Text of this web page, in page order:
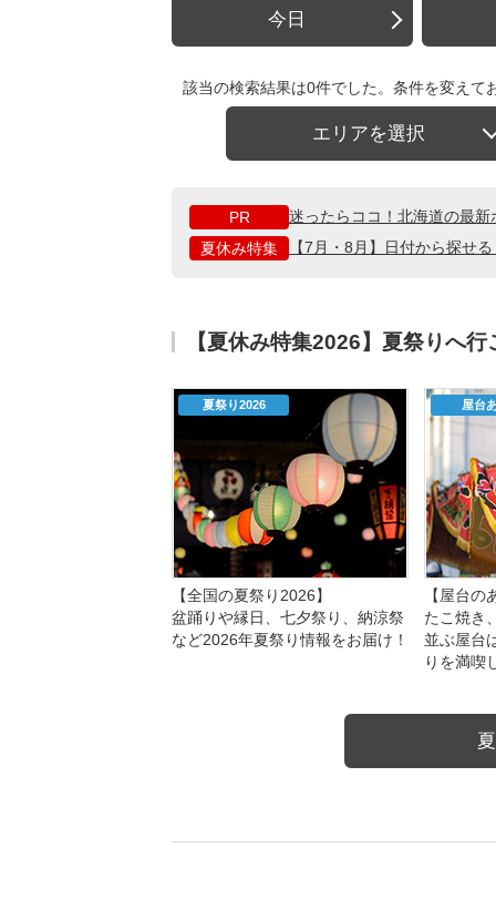
今日
該当の検索結果は0件でした。条件を変えて
エリアを選択
PR
迷ったらココ！北海道の最
夏休み特集
【7月・8月】日付から探せ
【夏休み特集2026】夏祭りへ
夏祭り2026
【全国の夏祭り2026】
盆踊りや縁日、七夕祭り、納涼祭
など2026年夏祭り情報をお届け！
屋台
【屋台
たこ焼き
並ぶ屋台
りを満喫